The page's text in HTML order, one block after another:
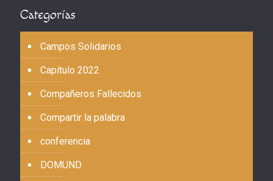
Categorías
Campos Solidarios
Capítulo 2022
Compañeros Fallecidos
Compartir la palabra
conferencia
DOMUND